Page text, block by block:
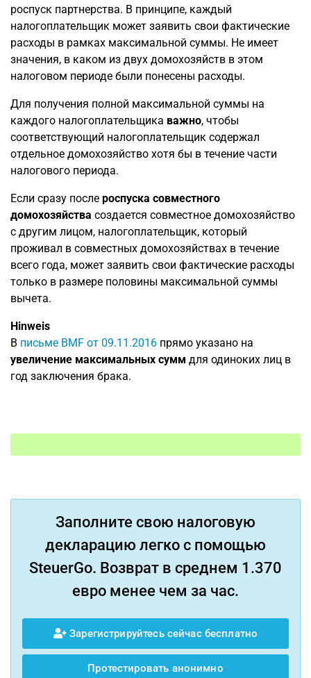
роспуск партнерства. В принципе, каждый
налогоплательщик может заявить свои фактические
расходы в рамках максимальной суммы. Не имеет
значения, в каком из двух домохозяйств в этом
налоговом периоде были понесены расходы.
Для получения полной максимальной суммы на
каждого налогоплательщика важно, чтобы
соответствующий налогоплательщик содержал
отдельное домохозяйство хотя бы в течение части
налогового периода.
Если сразу после роспуска совместного
домохозяйства создается совместное домохозяйство
с другим лицом, налогоплательщик, который
проживал в совместных домохозяйствах в течение
всего года, может заявить свои фактические расходы
только в размере половины максимальной суммы
вычета.
Hinweis
В письме BMF от 09.11.2016 прямо указано на
увеличение максимальных сумм для одиноких лиц в
год заключения брака.
Заполните свою налоговую
декларацию легко с помощью
SteuerGo. Возврат в среднем 1.370
евро менее чем за час.
Зарегистрируйтесь сейчас бесплатно
Протестировать анонимно